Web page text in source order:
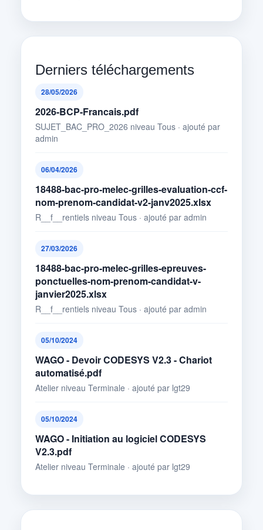
Derniers téléchargements
28/05/2026
2026-BCP-Francais.pdf
SUJET_BAC_PRO_2026 niveau Tous · ajouté par
admin
06/04/2026
18488-bac-pro-melec-grilles-evaluation-ccf-
nom-prenom-candidat-v2-janv2025.xlsx
R__f__rentiels niveau Tous · ajouté par admin
27/03/2026
18488-bac-pro-melec-grilles-epreuves-
ponctuelles-nom-prenom-candidat-v-
janvier2025.xlsx
R__f__rentiels niveau Tous · ajouté par admin
05/10/2024
WAGO - Devoir CODESYS V2.3 - Chariot
automatisé.pdf
Atelier niveau Terminale · ajouté par lgt29
05/10/2024
WAGO - Initiation au logiciel CODESYS
V2.3.pdf
Atelier niveau Terminale · ajouté par lgt29